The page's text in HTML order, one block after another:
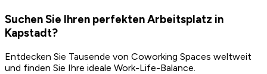
Suchen Sie Ihren perfekten Arbeitsplatz in
Kapstadt?
Entdecken Sie Tausende von Coworking Spaces weltweit
und finden Sie Ihre ideale Work-Life-Balance.